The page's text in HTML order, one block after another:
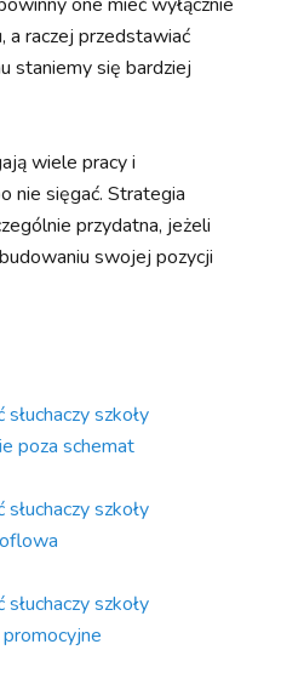
a raczej przedstawiać
staniemy się bardziej
wiele pracy i
nie sięgać. Strategia
przydatna, jeżeli
swojej pozycji
szkoły
poza schemat
szkoły
szkoły